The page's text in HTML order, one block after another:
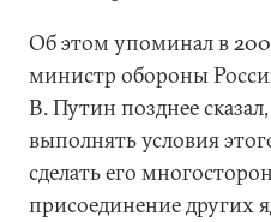
Об этом упоминал в
министр обороны
В. Путин позднее
выполнять условия
сделать его
присоединение других